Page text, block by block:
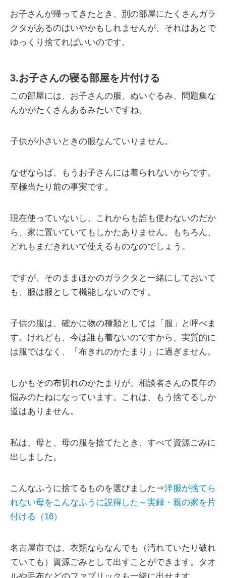
お子さんが帰ってきたとき、別の部屋にたくさんガラ
クタがあるのはいやかもしれませんが、それはあとで
ゆっくり捨てればいいのです。
3.お子さんの寝る部屋を片付ける
この部屋には、お子さんの服、ぬいぐるみ、問題集な
んかがたくさんあるみたいですね。
子供が小さいときの服なんていりません。
なぜならば、もうお子さんには着られないからです。
至極当たり前の事実です。
現在使っていないし、これからも誰も使わないのだか
ら、家に置いていてもしかたありません。もちろん、
どれもまだきれいで使えるものなのでしょう。
ですが、そのままほかのガラクタと一緒にしておいて
も、服は服として機能しないのです。
子供の服は、確かに物の種類としては「服」と呼べま
す。けれども、今は誰も着ないのですから、実質的に
は服ではなく、「布きれのかたまり」に過ぎません。
しかもその布切れのかたまりが、相談者さんの長年の
悩みのたねになっています。これは、もう捨てるしか
道はありません。
私は、母と、母の服を捨てたとき、すべて資源ごみに
出しました。
こんなふうに捨てるものを選びました⇒洋服が捨てら
れない母をこんなふうに説得した～実録・親の家を片
付ける（16）
名古屋市では、衣類ならなんでも（汚れていたり破れ
ていても）資源ごみとして出すことができます。タオ